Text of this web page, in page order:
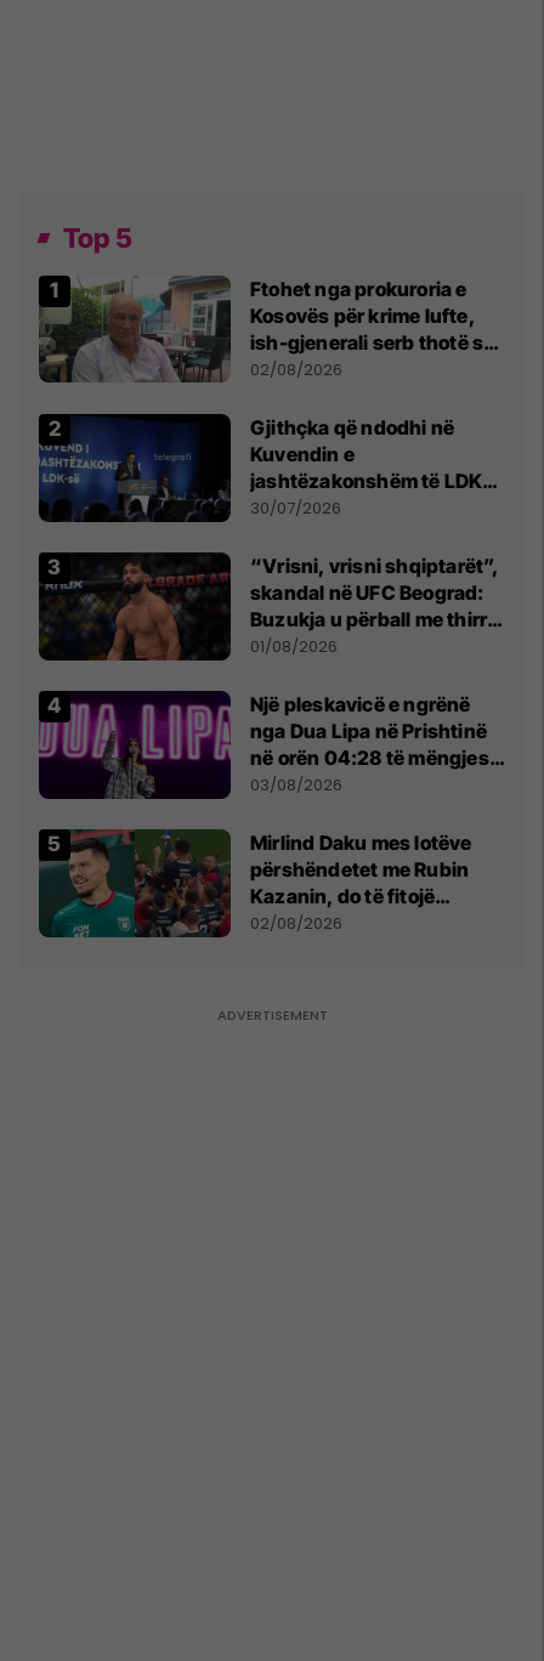
Top 5
Ftohet nga prokuroria e
Kosovës për krime lufte,
ish-gjenerali serb thotë se
dikush e tradhtoi në
02/08/2026
Gjithçka që ndodhi në
Kuvendin e
jashtëzakonshëm të LDK-
së
30/07/2026
“Vrisni, vrisni shqiptarët”,
skandal në UFC Beograd:
Buzukja u përball me thirrje
anti-shqiptare nga
01/08/2026
Një pleskavicë e ngrënë
nga Dua Lipa në Prishtinë
në orën 04:28 të mëngjesit
- dhe bota digjitale serbe
03/08/2026
Mirlind Daku mes lotëve
përshëndetet me Rubin
Kazanin, do të fitojë
miliona te Spartak Moska
02/08/2026